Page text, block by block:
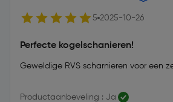
5 2025-10-26
Perfecte kogelschanieren!
Geweldige RVS scharnieren voor een
Productaanbeveling : Ja